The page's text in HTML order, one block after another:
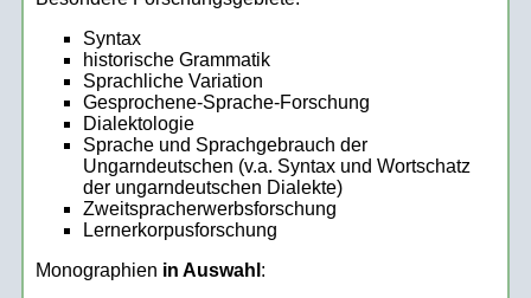
Syntax
historische Grammatik
Sprachliche Variation
Gesprochene-Sprache-Forschung
Dialektologie
Sprache und Sprachgebrauch der
Ungarndeutschen (v.a. Syntax und Wortschatz
der ungarndeutschen Dialekte)
Zweitspracherwerbsforschung
Lernerkorpusforschung
Monographien in Auswahl :